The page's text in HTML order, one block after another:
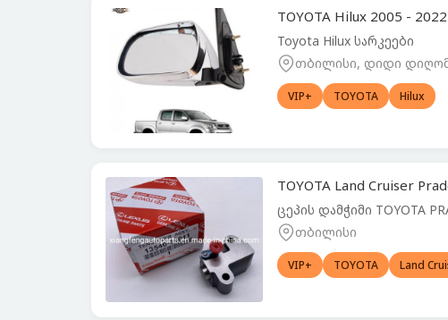
TOYOTA Hilux 2005 -
Toyota Hilux სარკეები
თბილისი, დიდი
VIP+ TOYOTA Hilux
TOYOTA Land Cruiser
ცეპის დამჭიმი TOYOTA
თბილისი
VIP+ TOYOTA Land